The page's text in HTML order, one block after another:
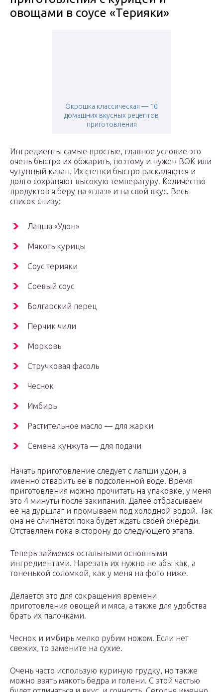
овощами в соусе «Терияки»
Окрошка классическая — 10
домашних вкусных рецептов
приготовления
Ингредиенты самые простые, главное условие это
очень быстро их обжарить, поэтому и нужен ВОК или
чугунный казан. Их стенки быстро раскаляются и
долго сохраняют высокую температуру. Количество
продуктов я беру на «глаз» и на свой вкус. Весь
список снизу:
Лапша «Удон»
Мякоть курицы
Соус терияки
Соевый соус
Болгарский перец
Перчик чили
Морковь
Стручковая фасоль
Чеснок
Имбирь
Растительное масло — для жарки
Семена кунжута — для подачи
Начать приготовление следует с лапши удон, а
именно отварить ее в подсоленной воде. Время
приготовления можно прочитать на упаковке, у меня
это 4 минуты после закипания. Далее отбрасываем
ее на дуршлаг и промываем под холодной водой. Так
она не слипнется пока будет ждать своей очереди.
Отставляем пока в сторону до следующего этапа.
Теперь займемся остальными основными
ингредиентами. Нарезать их нужно не абы как, а
тоненькой соломкой, как у меня на фото ниже.
Делается это для сокращения времени
приготовления овощей и мяса, а также для удобства
брать их палочками.
Чеснок и имбирь мелко рубим ножом. Если нет
свежих, то замените на сухие.
Очень часто использую куриную грудку, но также
можно взять мякоть бедра и голени. С этой частью